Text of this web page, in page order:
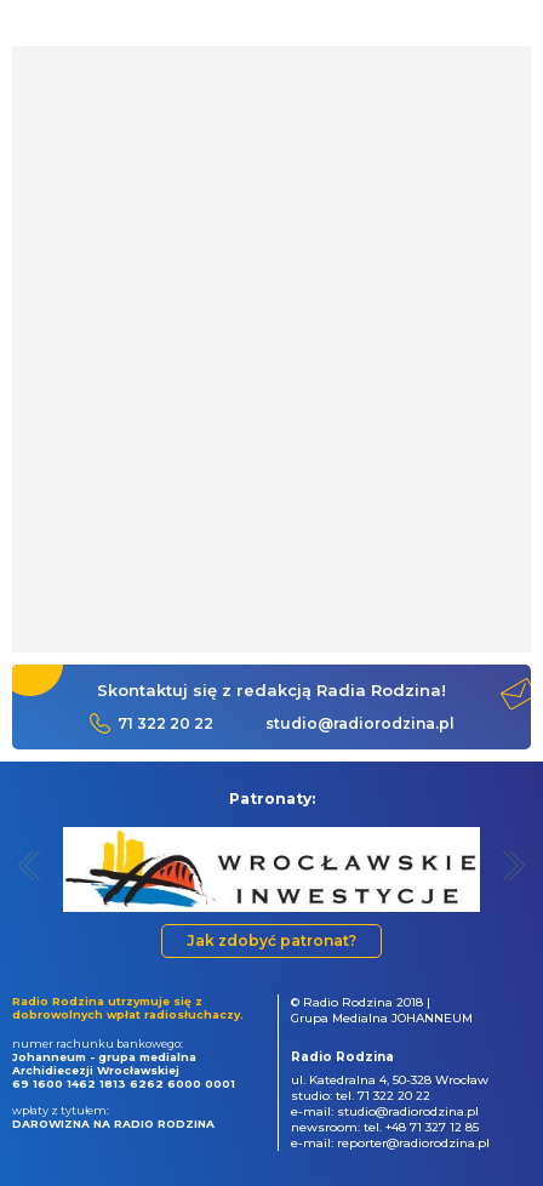
Skontaktuj się z redakcją Radia Rodzina!
71 322 20 22 studio@radiorodzina.pl
Patronaty:
Jak zdobyć patronat?
Radio Rodzina utrzymuje się z
dobrowolnych wpłat radiosłuchaczy.
numer rachunku bankowego:
Johanneum - grupa medialna
Archidiecezji Wrocławskiej
69 1600 1462 1813 6262 6000 0001
wpłaty z tytułem:
DAROWIZNA NA RADIO RODZINA
© Radio Rodzina 2018 |
Grupa Medialna JOHANNEUM
Radio Rodzina
ul. Katedralna 4, 50-328 Wrocław
studio: tel. 71 322 20 22
e-mail: studio@radiorodzina.pl
newsroom: tel. +48 71 327 12 85
e-mail: reporter@radiorodzina.pl